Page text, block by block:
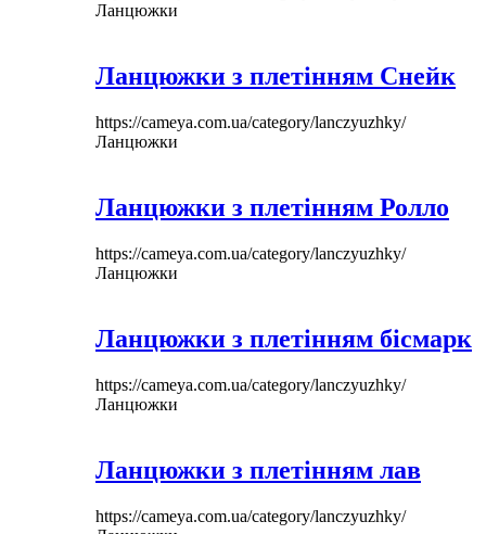
Ланцюжки
Ланцюжки з плетінням Снейк
https://cameya.com.ua/category/lanczyuzhky/
Ланцюжки
Ланцюжки з плетінням Ролло
https://cameya.com.ua/category/lanczyuzhky/
Ланцюжки
Ланцюжки з плетінням бісмарк
https://cameya.com.ua/category/lanczyuzhky/
Ланцюжки
Ланцюжки з плетінням лав
https://cameya.com.ua/category/lanczyuzhky/